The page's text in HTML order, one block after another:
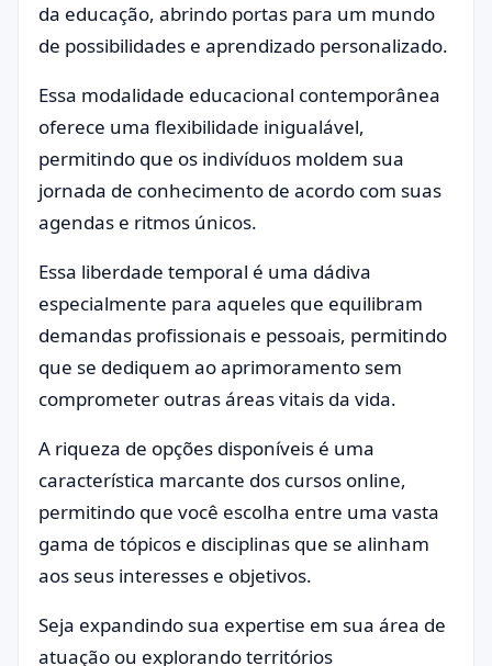
da educação, abrindo portas para um mundo
de possibilidades e aprendizado personalizado.
Essa modalidade educacional contemporânea
oferece uma flexibilidade inigualável,
permitindo que os indivíduos moldem sua
jornada de conhecimento de acordo com suas
agendas e ritmos únicos.
Essa liberdade temporal é uma dádiva
especialmente para aqueles que equilibram
demandas profissionais e pessoais, permitindo
que se dediquem ao aprimoramento sem
comprometer outras áreas vitais da vida.
A riqueza de opções disponíveis é uma
característica marcante dos cursos online,
permitindo que você escolha entre uma vasta
gama de tópicos e disciplinas que se alinham
aos seus interesses e objetivos.
Seja expandindo sua expertise em sua área de
atuação ou explorando territórios